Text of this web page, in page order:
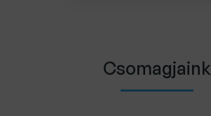
Csomagjaink